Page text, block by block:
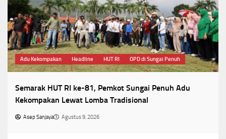
Adu Kekompakan Headline HUT RI OPD di Sungai Penuh
Semarak HUT RI ke-81, Pemkot Sungai Penuh Adu
Kekompakan Lewat Lomba Tradisional
Asep Sanjaya Agustus 9, 2026